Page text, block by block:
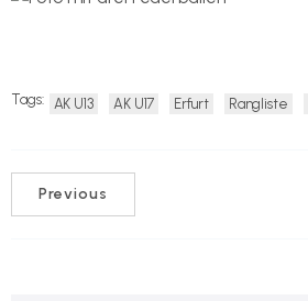
Tags: AK U13 AK U17 Erfurt Rangliste
Previous